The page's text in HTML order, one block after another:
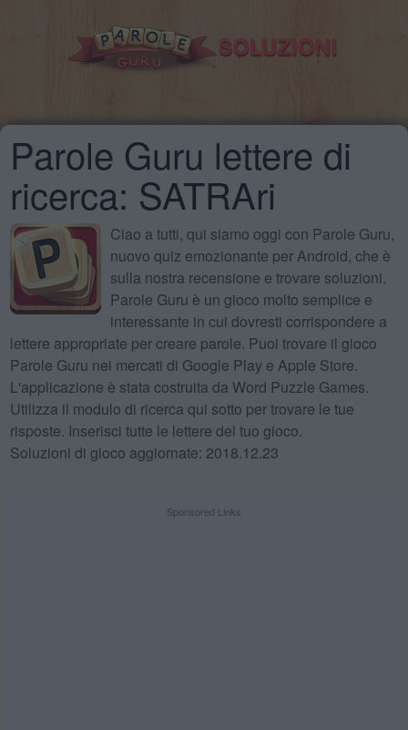
Parole Guru lettere di
ricerca: SATRAri
Ciao a tutti, qui siamo oggi con Parole Guru,
nuovo quiz emozionante per Android, che è
sulla nostra recensione e trovare soluzioni.
Parole Guru è un gioco molto semplice e
interessante in cui dovresti corrispondere a
lettere appropriate per creare parole. Puoi trovare il gioco
Parole Guru nei mercati di Google Play e Apple Store.
L'applicazione è stata costruita da Word Puzzle Games.
Utilizza il modulo di ricerca qui sotto per trovare le tue
risposte. Inserisci tutte le lettere del tuo gioco.
Soluzioni di gioco aggiornate: 2018.12.23
Sponsored Links